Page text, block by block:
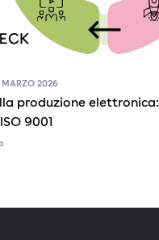
MARZO 2026
produzione
9001